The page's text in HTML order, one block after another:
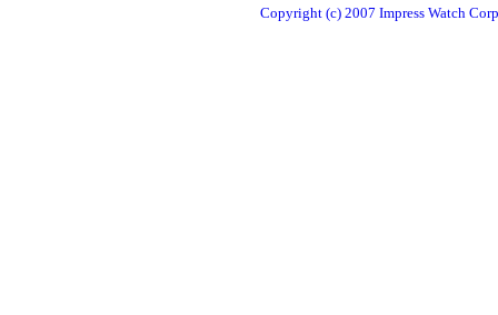
Copyright (c) 2007 Impress Watch